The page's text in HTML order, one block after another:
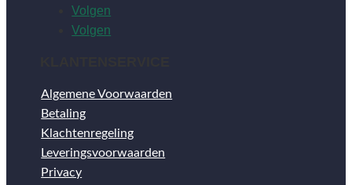
Volgen
Volgen
Algemene Voorwaarden
Betaling
Klachtenregeling
Leveringsvoorwaarden
Privacy